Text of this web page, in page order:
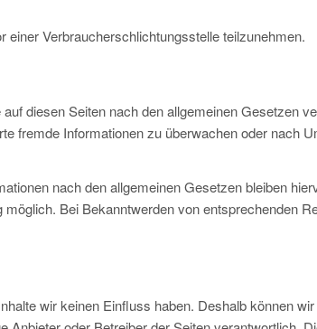
Verbraucherschlichtungsstelle teilzunehmen.
diesen Seiten nach den allgemeinen Gesetzen
fremde Informationen zu überwachen oder nach
nach den allgemeinen Gesetzen bleiben
Bei Bekanntwerden von entsprechenden
wir keinen Einfluss haben. Deshalb können